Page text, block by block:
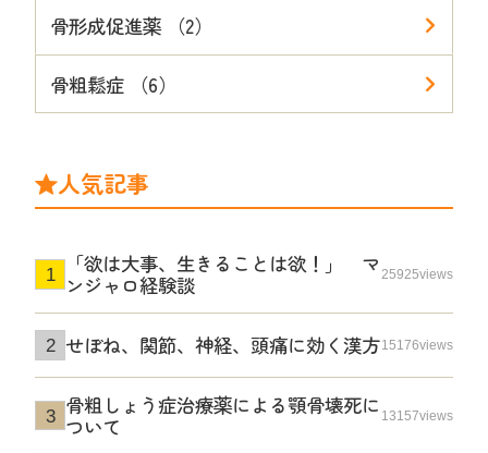
骨形成促進薬 （2）
骨粗鬆症 （6）
人気記事
「欲は大事、生きることは欲！」 マ
ンジャロ経験談
25925views
せぼね、関節、神経、頭痛に効く漢方15176views
骨粗しょう症治療薬による顎骨壊死に
ついて
13157views